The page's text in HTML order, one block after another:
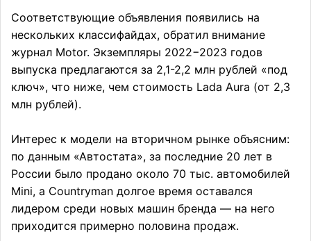
Соответствующие объявления появились на
нескольких классифайдах, обратил внимание
журнал Motor. Экземпляры 2022−2023 годов
выпуска предлагаются за 2,1-2,2 млн рублей «под
ключ», что ниже, чем стоимость Lada Aura (от 2,3
млн рублей).
Интерес к модели на вторичном рынке объясним:
по данным «Автостата», за последние 20 лет в
России было продано около 70 тыс. автомобилей
Mini, а Countryman долгое время оставался
лидером среди новых машин бренда — на него
приходится примерно половина продаж.